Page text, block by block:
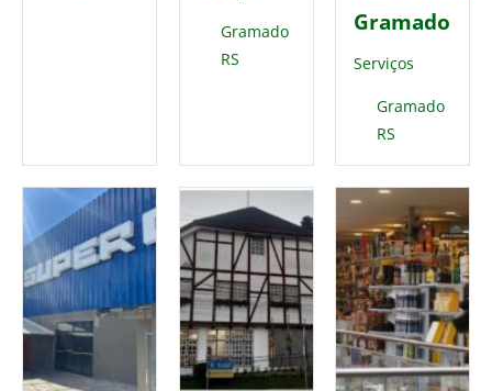
Gramado
RS
Gramado
Serviços
Gramado
RS